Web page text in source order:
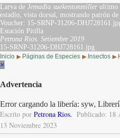
Larva de Jemadia suekentonmillerultimo
estadío, vista dorsal, mostrando patrón de
Voucher: 15-SRNP-31206-
Estación Pitilla
Petrona Rios. Setiembre 2019
15-SRNP-31206-DHJ728161.jpg
Inicio ▶ Páginas de Especies ▶ Insectos ▶
×
Advertencia
Error cargando la libería: syw,
Escrito por Petrona Rios. Publicado: 18
13 Noviembre 2023